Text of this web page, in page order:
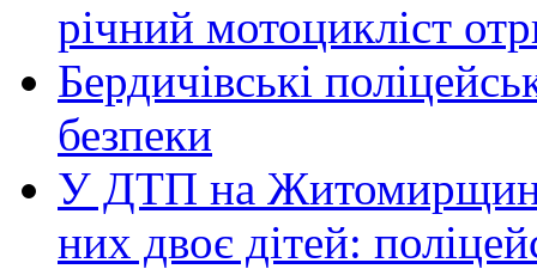
річний мотоцикліст
Бердичівські
безпеки
У ДТП на Житомирщині
них двоє дітей: